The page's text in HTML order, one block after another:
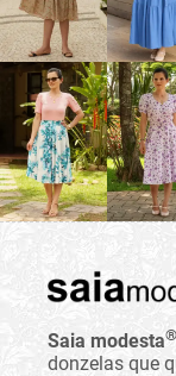
Saia modesta®
donzelas que